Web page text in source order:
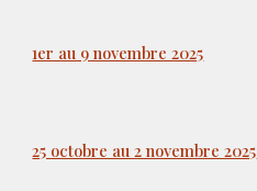
1er au 9 novembre 2025
25 octobre au 2 novembre 2025